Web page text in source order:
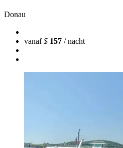
Donau
vanaf$ 157 / nacht